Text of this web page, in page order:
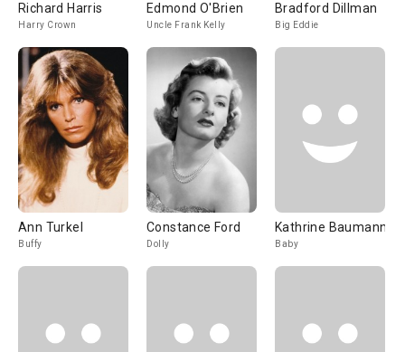
Richard Harris
Harry Crown
Edmond O'Brien
Uncle Frank Kelly
Bradford Dillman
Big Eddie
Ann Turkel
Buffy
Constance Ford
Dolly
Kathrine Baumann
Baby